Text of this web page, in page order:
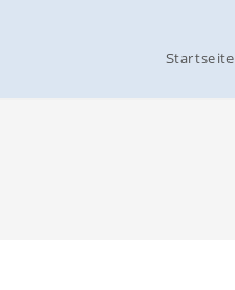
Startseite